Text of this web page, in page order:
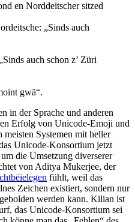
en Norddeitscher sitzed
„Sinds auch
auch schon z’ Züri
gwä“.
in der Sprache und anderen
Erfolg von Unicode-Emoji und
meisten Systemen mit heller
Unicode-Konsortium jetzt
die Umsetzung diverserer
von Aditya Mukerjee, der
fühlt, weil das
Zeichen existiert, sondern nur
werden kann. Kilian ist
das Unicode-Konsortium sei